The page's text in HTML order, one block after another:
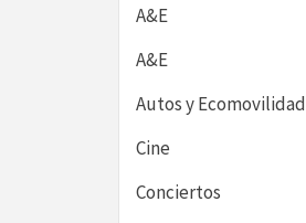
A&E
A&E
Autos y Ecomovilidad
Cine
Conciertos